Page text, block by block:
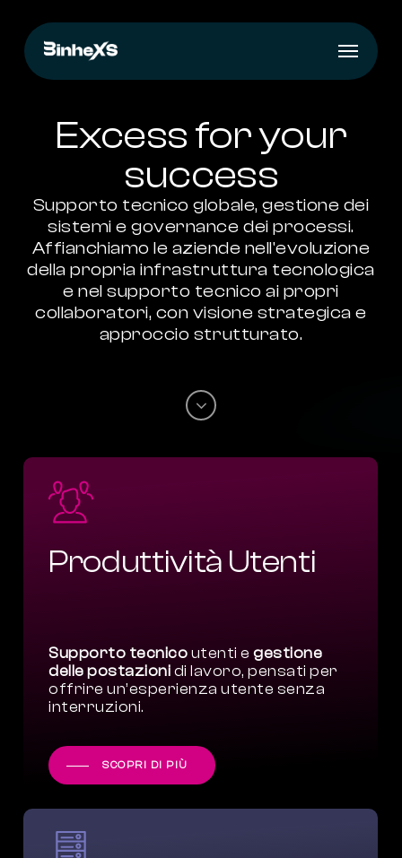
main
content
Menu
Excess for your
success
Supporto tecnico globale, gestione dei
sistemi e governance dei processi.
Affianchiamo le aziende nell'evoluzione
della propria infrastruttura tecnologica
e nel supporto tecnico ai propri
collaboratori, con visione strategica e
approccio strutturato.
Navigate
Produttività Utenti
Supporto tecnico utenti egestione
delle postazioni di lavoro, pensati per
offrire un’esperienza utente senza
interruzioni.
SCOPRI DI PIÙ